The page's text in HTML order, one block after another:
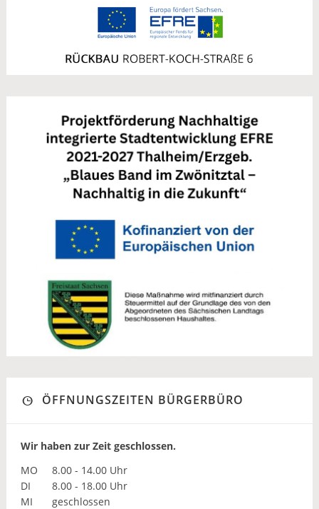
ÖFFNUNGSZEITEN BÜRGERBÜRO
Wir haben zur Zeit geschlossen.
MO
8.00 - 14.00 Uhr
DI
8.00 - 18.00 Uhr
MI
geschlossen